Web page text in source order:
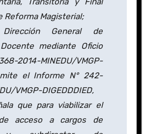
Reforma Magisterial;
General de
mediante Oficio
MINEDU/VMGP-
el Informe N° 242-
VMGP-DIGEDDDIED,
que para viabilizar el
acceso a cargos de